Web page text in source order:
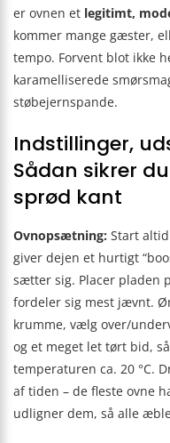
er ovnen et legitimt,
kommer mange gæster,
tempo. Forvent blot ikke
karamelliserede
støbejernspande.
Indstillinger,
Sådan sikrer
sprød kant
Ovnopsætning: Start
giver dejen et hurtigt
sætter sig. Placer pladen
fordeler sig mest jævnt.
krumme, vælg over/
og et meget let tørt bid,
temperaturen ca. 20 °C.
af tiden – de fleste ovne
udligner dem, så alle